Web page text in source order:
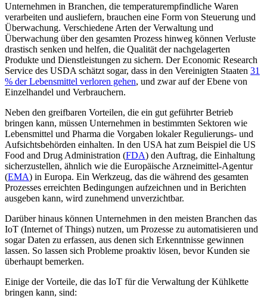
Unternehmen in Branchen, die temperaturempfindliche Waren
verarbeiten und ausliefern, brauchen eine Form von Steuerung und
Überwachung. Verschiedene Arten der Verwaltung und
Überwachung über den gesamten Prozess hinweg können Verluste
drastisch senken und helfen, die Qualität der nachgelagerten
Produkte und Dienstleistungen zu sichern. Der Economic Research
Service des USDA schätzt sogar, dass in den Vereinigten Staaten 31
% der Lebensmittel verloren gehen, und zwar auf der Ebene von
Einzelhandel und Verbrauchern.
Neben den greifbaren Vorteilen, die ein gut geführter Betrieb
bringen kann, müssen Unternehmen in bestimmten Sektoren wie
Lebensmittel und Pharma die Vorgaben lokaler Regulierungs- und
Aufsichtsbehörden einhalten. In den USA hat zum Beispiel die US
Food and Drug Administration (FDA) den Auftrag, die Einhaltung
sicherzustellen, ähnlich wie die Europäische Arzneimittel-Agentur
(EMA) in Europa. Ein Werkzeug, das die während des gesamten
Prozesses erreichten Bedingungen aufzeichnen und in Berichten
ausgeben kann, wird zunehmend unverzichtbar.
Darüber hinaus können Unternehmen in den meisten Branchen das
IoT (Internet of Things) nutzen, um Prozesse zu automatisieren und
sogar Daten zu erfassen, aus denen sich Erkenntnisse gewinnen
lassen. So lassen sich Probleme proaktiv lösen, bevor Kunden sie
überhaupt bemerken.
Einige der Vorteile, die das IoT für die Verwaltung der Kühlkette
bringen kann, sind: